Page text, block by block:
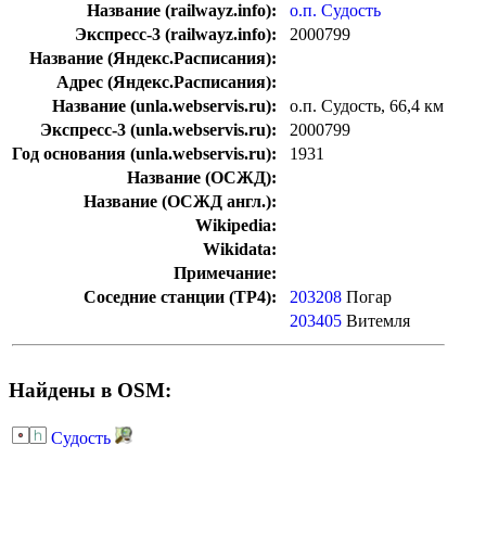
Название (railwayz.info):
о.п. Судость
Экспресс-3 (railwayz.info):
2000799
Название (Яндекс.Расписания):
Адрес (Яндекс.Расписания):
Название (unla.webservis.ru):
о.п. Судость, 66,4 км
Экспресс-3 (unla.webservis.ru):
2000799
Год основания (unla.webservis.ru):
1931
Название (ОСЖД):
Название (ОСЖД англ.):
Wikipedia:
Wikidata:
Примечание:
Соседние станции (ТР4):
203208 Погар
203405 Витемля
Найдены в OSM:
Судость